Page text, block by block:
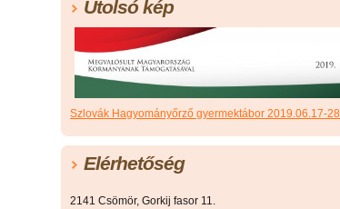
Utolsó kép
Szlovák Hagyományőrző gyermektábor 2019.06.17-28.
Elérhetőség
2141 Csömör, Gorkij fasor 11.